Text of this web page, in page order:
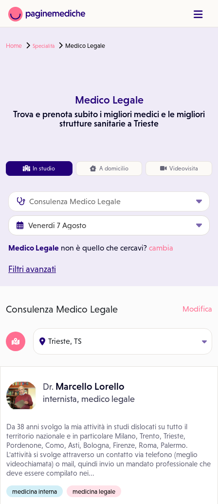
Home Specialità Medico Legale
Medico Legale
Trova e prenota subito i migliori medici e le migliori
strutture sanitarie a Trieste
In studio A domicilio Videovisita
Medico Legale non è quello che cercavi? cambia
Filtri avanzati
Consulenza Medico Legale Modifica
Trieste, TS
Dr. Marcello Lorello
internista, medico legale
Da 38 anni svolgo la mia attività in studi dislocati su tutto il
territorio nazionale e in particolare Milano, Trento, Trieste,
Pordenone, Como, Asti, Bologna, Firenze, Roma, Palermo.
L'attività si svolge attraverso un contatto via telefono (meglio
videochiamata) o mail, quindi invio un mandato professionale che
deve essere compilato nei...
medicina interna medicina legale